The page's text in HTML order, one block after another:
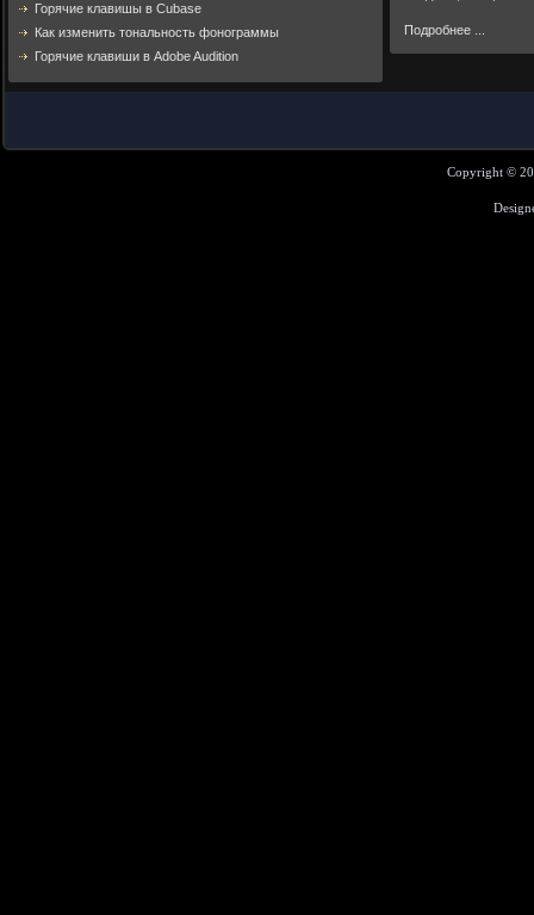
Горячие клавишы в Cubase
Как изменить тональность фонограммы
Горячие клавиши в Adobe Audition
Подробнее ...
Copyright ©